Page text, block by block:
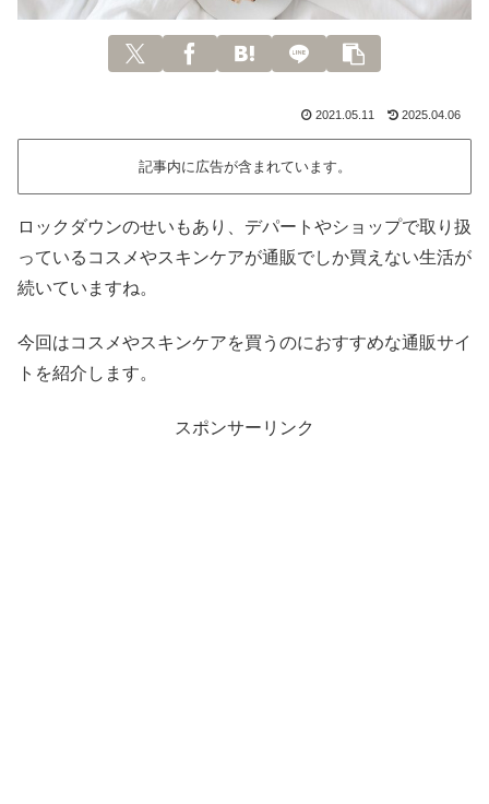
2021.05.11 2025.04.06
記事内に広告が含まれています。
ロックダウンのせいもあり、デパートやショップで取り扱
っているコスメやスキンケアが通販でしか買えない生活が
続いていますね。
今回はコスメやスキンケアを買うのにおすすめな通販サイ
トを紹介します。
スポンサーリンク